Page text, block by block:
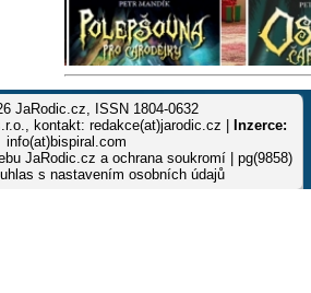
JaRodic.cz, ISSN 1804-0632
kontakt: redakce(at)jarodic.cz |
Inzerce:
info(at)bispiral.com
JaRodic.cz a ochrana soukromí | pg(9858)
s nastavením osobních údajů